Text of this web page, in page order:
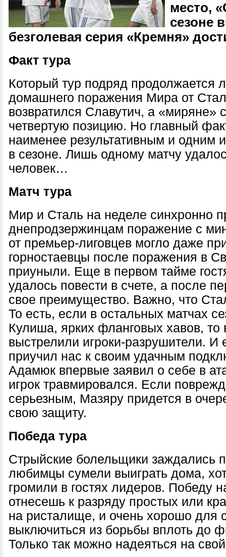
место,
сезоне
безголевая серия «Кремня»
Факт тура
Который тур подряд продолжается
домашнего поражения Мира от
возвратился Славутич, а «миряне»
четвертую позицию. Но главный
наименее результативным и одним
в сезоне. Лишь одному матчу
человек…
Матч тура
Мир и Сталь на неделе синхронно
днепродзержинцам поражение с
от премьер-лиговцев могло даже
горностаевцы после поражения в
приуныли. Еще в первом тайме
удалось повести в счете, а после
свое преимущество. Важно, что
То есть, если в остальных матчах
Кулиша, ярких фланговых хавов, то
выстрелили игроки-разрушители. И
приучил нас к своим удачным
Адамюк впервые заявил о себе в
игрок травмировался. Если
серьезным, Мазяру придется в
свою защиту.
Победа тура
Стрыйские болельщики заждались
любимцы сумели выиграть дома,
громили в гостях лидеров. Победу
отнесешь к разряду простых или
на ристалище, и очень хорошо для
выключиться из борьбы вплоть до
Только так можно надеяться на